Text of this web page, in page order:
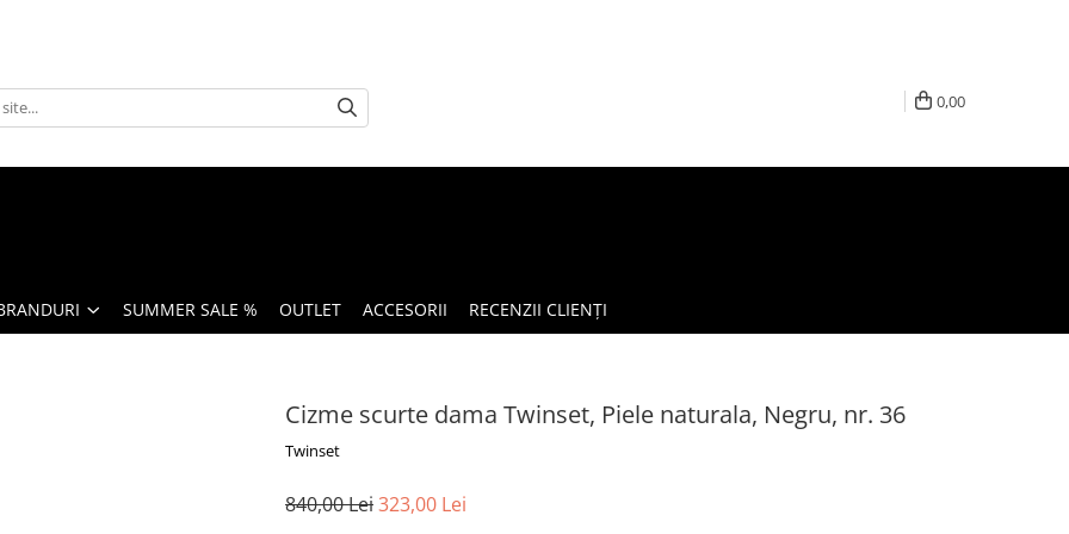
0,00
SUMMER SALE % OUTLET ACCESORII RECENZII CLIENȚI
Cizme scurte dama Twinset, Piele naturala, Negru, nr. 36
Twinset
840,00 Lei323,00 Lei